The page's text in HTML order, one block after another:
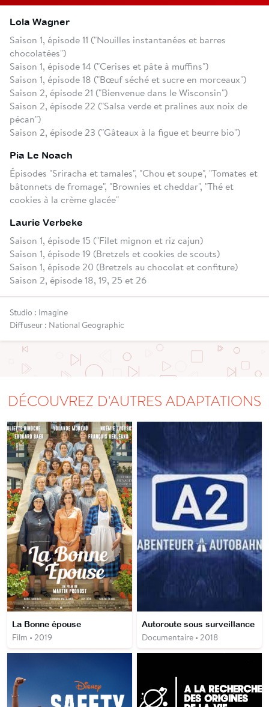
Lola Wagner
Saison 1, épisode 11 ("Nouilles instantanées et barres
chocolatées")
Saison 1, épisode 14 ("Cerises et pâte à muffins")
Saison 1, épisode 18 ("Bœuf séché et sucre en morceaux")
Saison 2, épisode 21 ("Bienvenue dans le Wisconsin")
Saison 2, épisode 22 ("Salsa verde et pralines aux noix de
pécan")
Saison 2, épisode 23 ("Gâteaux à la figue et beurre bio")
Pia Le Noach
Épisodes "Sriracha et tamales", "Chou et soupe", "Tomates et
bâtonnets de fromage", "Brownies et cheddar", "Thé et
cookies à la crème glacée"
Laurie Verbeke
Saison 1, épisode 15 ("Filet mignon et riz cajun)
Saison 1, épisode 19 (Bretzels et cookies de scouts)
Saison 1, épisode 20 (Bretzels au chocolat et confiture)
Saison 2, épisode 18, 19, 25 et 26
Studio : Imagine
Diffuseur : National Geographic
DÉCOUVREZ D'AUTRES ADAPTATIONS
La Bonne épouse
Film • 2019
Autoroute sous surveillance
Documentaire • 2018